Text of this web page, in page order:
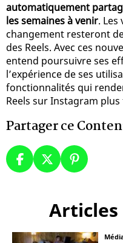
automatiquement
les semaines à venir. Les
changement resteront
des Reels. Avec ces
entend poursuivre ses
l’expérience de ses
fonctionnalités qui
Reels sur Instagram
Partager ce
Articles